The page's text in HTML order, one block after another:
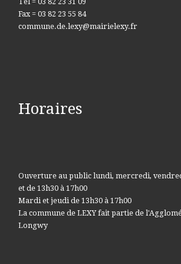
Fax = 03 82 23 55 84
commune.de.lexy@mairielexy.fr
Horaires
Ouverture au public lundi, mercredi,
et de 13h30 à 17h00
Mardi et jeudi de 13h30 à 17h00
La commune de LEXY fait partie de
Longwy